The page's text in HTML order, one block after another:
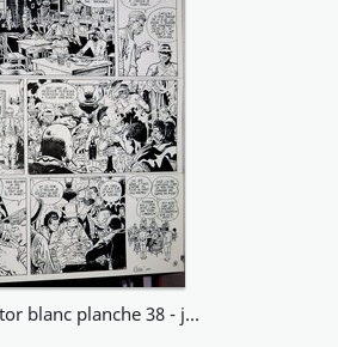
L'alligator blanc planche 38 - j'adore cette foule si vivante et si présente !!